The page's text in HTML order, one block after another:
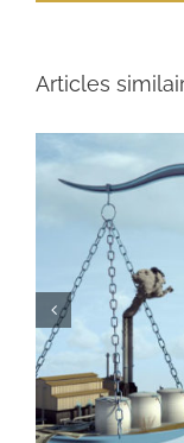
Articles
Que